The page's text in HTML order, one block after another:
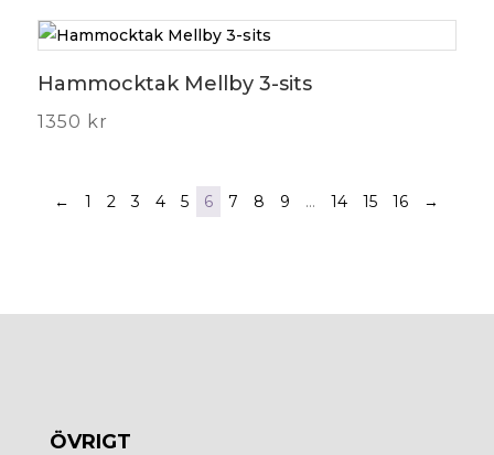
Hammocktak Mellby 3-sits
1350 kr
← 1 2 3 4 5 6 7 8 9 … 14 15 16 →
ÖVRIGT